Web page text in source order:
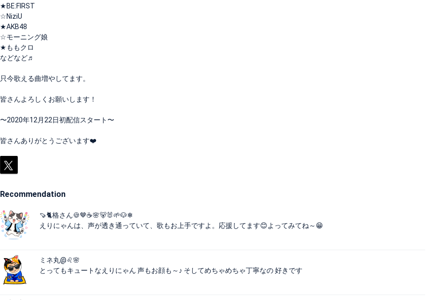
★BE:FIRST
☆NiziU
★AKB48
☆モーニング娘
★ももクロ
などなど♬︎
只今歌える曲増やしてます。
皆さんよろしくお願いします！
〜2020年12月22日初配信スタート〜
皆さんありがとうございます❤️
Recommendation
🍠🐈格さん🍪🤎☕🌸🐻🐰🌱🐶❄
えりにゃんは、声が透き通っていて、歌もお上手ですよ。応援してます😊よってみてね～😁
ミネ丸@♌🌸
とってもキュートなえりにゃん 声もお顔も～♪ そしてめちゃめちゃ丁寧なの 好きです